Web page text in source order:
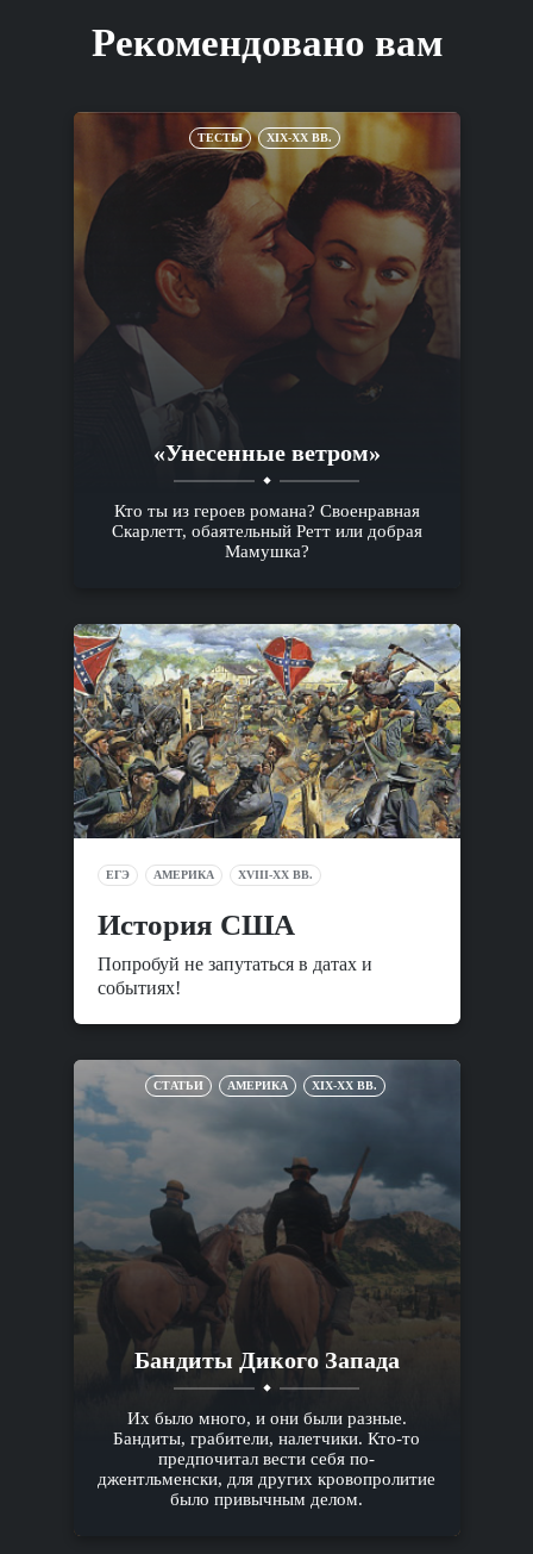
Рекомендовано вам
ТЕСТЫ XIX-XX ВВ.
«Унесенные ветром»
Кто ты из героев романа? Своенравная
Скарлетт, обаятельный Ретт или добрая
Мамушка?
ЕГЭ АМЕРИКА XVIII-XX ВВ.
История США
Попробуй не запутаться в датах и
событиях!
СТАТЬИ АМЕРИКА XIX-XX ВВ.
Бандиты Дикого Запада
Их было много, и они были разные.
Бандиты, грабители, налетчики. Кто-то
предпочитал вести себя по-
джентльменски, для других кровопролитие
было привычным делом.